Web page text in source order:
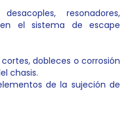
resonadores,
el sistema de escape
dobleces o corrosión
chasis.
de la sujeción de